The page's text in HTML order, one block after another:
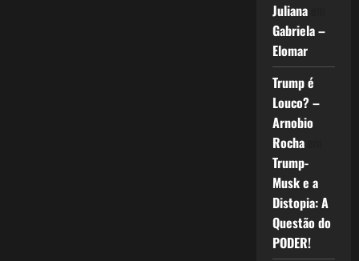
Julianaem
Gabriela –
Elomar
Trump é
Louco? –
Arnobio
Rochaem
Trump-
Musk e a
Distopia: A
Questão do
PODER!